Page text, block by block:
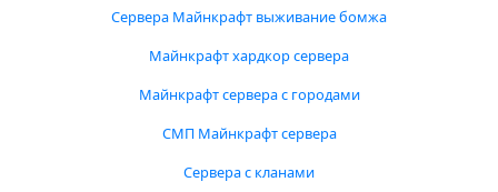
Сервера Майнкрафт выживание бомжа
Майнкрафт хардкор сервера
Майнкрафт сервера с городами
СМП Майнкрафт сервера
Сервера с кланами